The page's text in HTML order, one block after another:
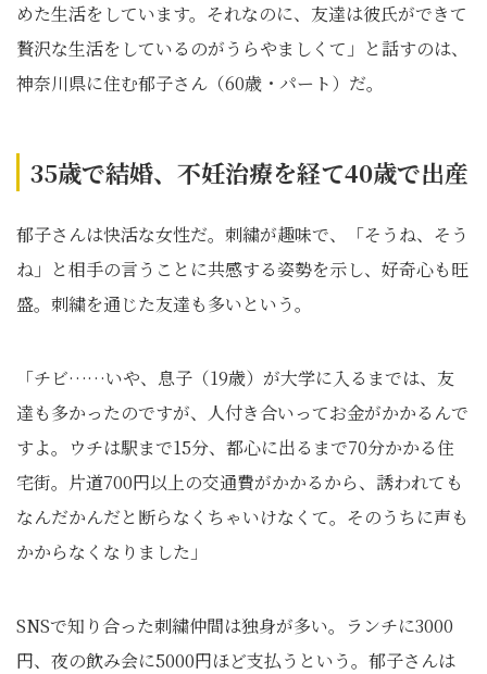
めた生活をしています。それなのに、友達は彼氏ができて
贅沢な生活をしているのがうらやましくて」と話すのは、
神奈川県に住む郁子さん（60歳・パート）だ。
35歳で結婚、不妊治療を経て40歳で出産
郁子さんは快活な女性だ。刺繍が趣味で、「そうね、そう
ね」と相手の言うことに共感する姿勢を示し、好奇心も旺
盛。刺繍を通じた友達も多いという。
「チビ……いや、息子（19歳）が大学に入るまでは、友
達も多かったのですが、人付き合いってお金がかかるんで
すよ。ウチは駅まで15分、都心に出るまで70分かかる住
宅街。片道700円以上の交通費がかかるから、誘われても
なんだかんだと断らなくちゃいけなくて。そのうちに声も
かからなくなりました」
SNSで知り合った刺繍仲間は独身が多い。ランチに3000
円、夜の飲み会に5000円ほど支払うという。郁子さんは